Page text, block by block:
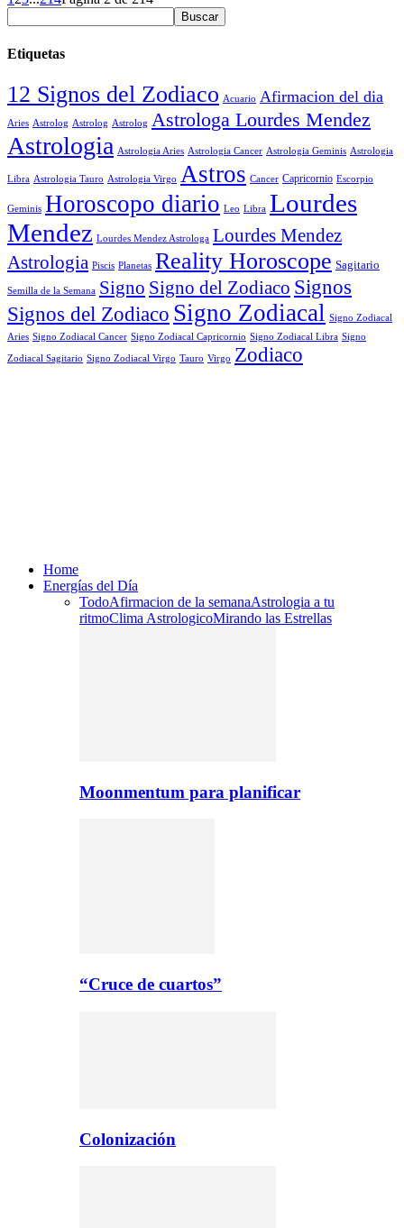
Etiquetas
12 Signos del Zodiaco Acuario Afirmacion del dia
Aries Astrolog Astrolog Astrolog Astrologa Lourdes Mendez
Astrologia Astrologia Aries Astrologia Cancer Astrologia Geminis Astrologia
Libra Astrologia Tauro Astrologia Virgo Astros Cancer Capricornio Escorpio
Geminis Horoscopo diario Leo Libra Lourdes
Mendez Lourdes Mendez Astrologa Lourdes Mendez
Astrologia Piscis Planetas Reality Horoscope Sagitario
Semilla de la Semana Signo Signo del Zodiaco Signos
Signos del Zodiaco Signo Zodiacal Signo Zodiacal
Aries Signo Zodiacal Cancer Signo Zodiacal Capricornio Signo Zodiacal Libra Signo
Zodiacal Sagitario Signo Zodiacal Virgo Tauro Virgo Zodiaco
Home
Energías del Día
TodoAfirmacion de la semanaAstrologia a tu
ritmoClima AstrologicoMirando las Estrellas
Moonmentum para planificar
“Cruce de cuartos”
Colonización